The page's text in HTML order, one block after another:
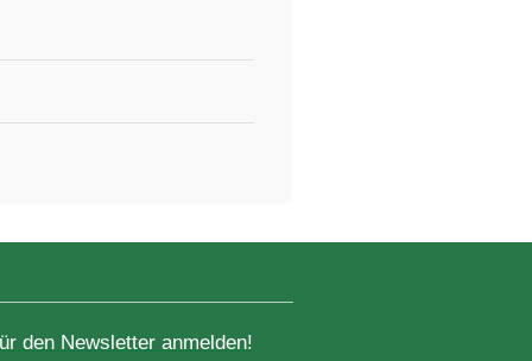
den Newsletter anmelden!